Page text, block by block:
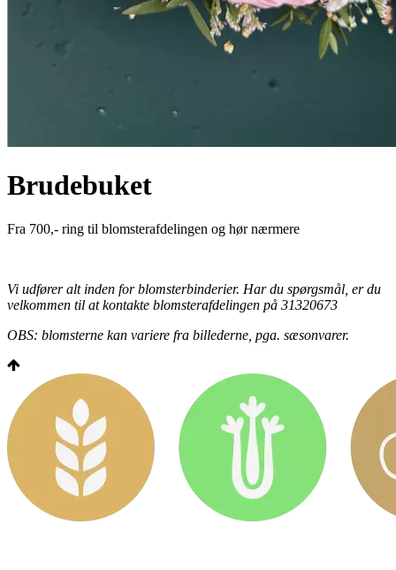
Brudebuket
Fra 700,- ring til blomsterafdelingen og hør nærmere
Vi udfører alt inden for blomsterbinderier. Har du spørgsmål, er du
velkommen til at kontakte blomsterafdelingen på 31320673
OBS: blomsterne kan variere fra billederne, pga. sæsonvarer.